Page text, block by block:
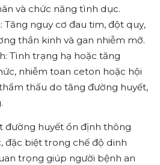
và chức năng tình dục.
Tăng nguy cơ đau tim, đột quỵ,
thần kinh và gan nhiễm mỡ.
Tình trạng hạ hoặc tăng
nhiễm toan ceton hoặc hội
thấu do tăng đường huyết,
đường huyết ổn định thông
đặc biệt trong chế độ dinh
trọng giúp người bệnh an